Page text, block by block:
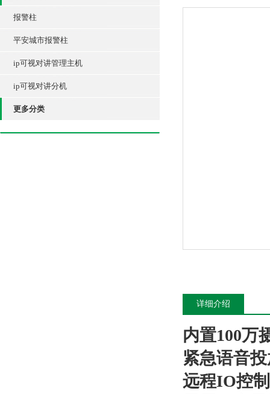
报警柱
平安城市报警柱
ip可视对讲管理主机
ip可视对讲分机
更多分类
详细介绍
内置100万
紧急语音
远程IO控